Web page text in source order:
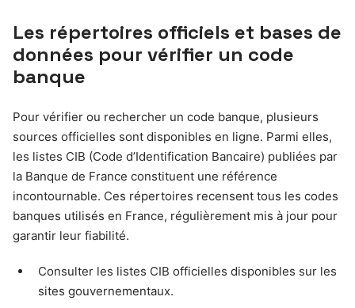
Les répertoires officiels et bases de
données pour vérifier un code
banque
Pour vérifier ou rechercher un code banque, plusieurs
sources officielles sont disponibles en ligne. Parmi elles,
les listes CIB (Code d’Identification Bancaire) publiées par
la Banque de France constituent une référence
incontournable. Ces répertoires recensent tous les codes
banques utilisés en France, régulièrement mis à jour pour
garantir leur fiabilité.
Consulter les listes CIB officielles disponibles sur les
sites gouvernementaux.